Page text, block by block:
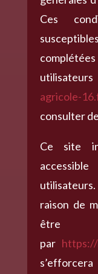
Ces
agricole-
consulter
Ce site
raison de
être
par